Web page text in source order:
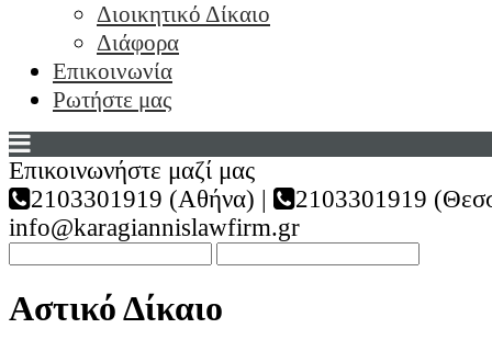
Διοικητικό Δίκαιο
Διάφορα
Επικοινωνία
Ρωτήστε μας
Επικοινωνήστε μαζί μας
2103301919 (Αθήνα) |
2103301919
info@karagiannislawfirm.gr
Αστικό Δίκαιο